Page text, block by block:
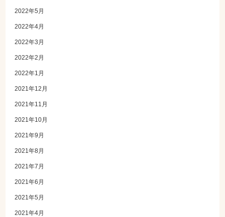
2022年5月
2022年4月
2022年3月
2022年2月
2022年1月
2021年12月
2021年11月
2021年10月
2021年9月
2021年8月
2021年7月
2021年6月
2021年5月
2021年4月